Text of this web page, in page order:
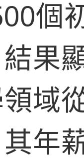
個
果
域
年